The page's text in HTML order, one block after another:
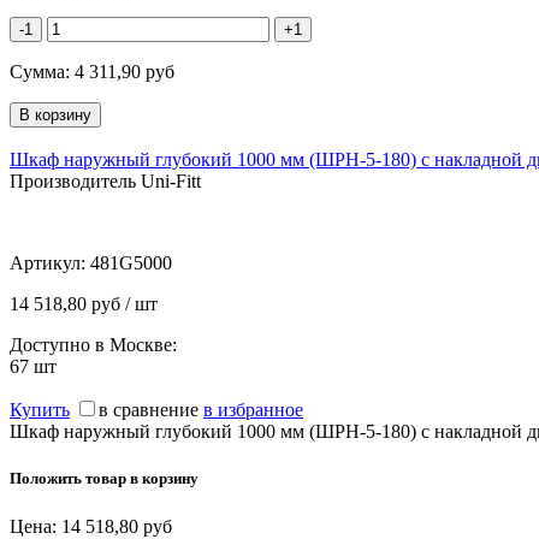
-1 +1
Сумма: 4 311,90 руб
Шкаф наружный глубокий 1000 мм (ШРН-5-180) с накладной
Производитель Uni-Fitt
Артикул: 481G5000
14 518,80 руб / шт
Доступно в Москве:
67 шт
Купить в сравнение в избранное
Шкаф наружный глубокий 1000 мм (ШРН-5-180) с накладной
Положить товар в корзину
Цена: 14 518,80 руб